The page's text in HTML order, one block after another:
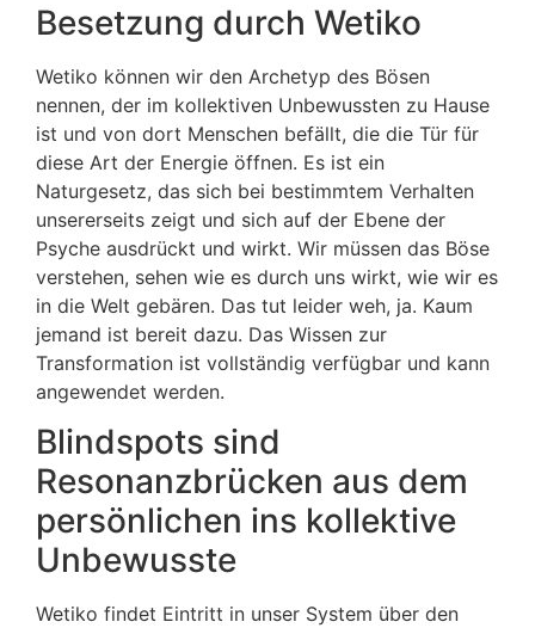
Besetzung durch Wetiko
Wetiko können wir den Archetyp des Bösen
nennen, der im kollektiven Unbewussten zu Hause
ist und von dort Menschen befällt, die die Tür für
diese Art der Energie öffnen. Es ist ein
Naturgesetz, das sich bei bestimmtem Verhalten
unsererseits zeigt und sich auf der Ebene der
Psyche ausdrückt und wirkt. Wir müssen das Böse
verstehen, sehen wie es durch uns wirkt, wie wir es
in die Welt gebären. Das tut leider weh, ja. Kaum
jemand ist bereit dazu. Das Wissen zur
Transformation ist vollständig verfügbar und kann
angewendet werden.
Blindspots sind
Resonanzbrücken aus dem
persönlichen ins kollektive
Unbewusste
Wetiko findet Eintritt in unser System über den